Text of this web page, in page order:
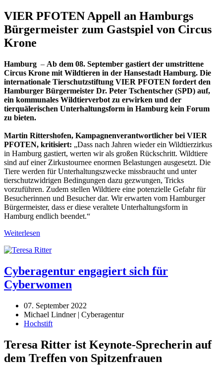
VIER PFOTEN Appell an Hamburgs
Bürgermeister zum Gastspiel von Circus
Krone
Hamburg – Ab dem 08. September gastiert der umstrittene
Circus Krone mit Wildtieren in der Hansestadt Hamburg. Die
internationale Tierschutzstiftung VIER PFOTEN fordert den
Hamburger Bürgermeister Dr. Peter Tschentscher (SPD) auf,
ein kommunales Wildtierverbot zu erwirken und der
tierquälerischen Unterhaltungsform in Hamburg kein Forum
zu bieten.
Martin Rittershofen, Kampagnenverantwortlicher bei VIER
PFOTEN, kritisiert: „Dass nach Jahren wieder ein Wildtierzirkus
in Hamburg gastiert, werten wir als großen Rückschritt. Wildtiere
sind auf einer Zirkustournee enormen Belastungen ausgesetzt. Die
Tiere werden für Unterhaltungszwecke missbraucht und unter
tierschutzwidrigen Bedingungen dazu gezwungen, Tricks
vorzuführen. Zudem stellen Wildtiere eine potenzielle Gefahr für
Besucherinnen und Besucher dar. Wir erwarten vom Hamburger
Bürgermeister, dass er diese veraltete Unterhaltungsform in
Hamburg endlich beendet.“
Weiterlesen
Cyberagentur engagiert sich für
Cyberwomen
07. September 2022
Michael Lindner | Cyberagentur
Hochstift
Teresa Ritter ist Keynote-Sprecherin auf
dem Treffen von Spitzenfrauen